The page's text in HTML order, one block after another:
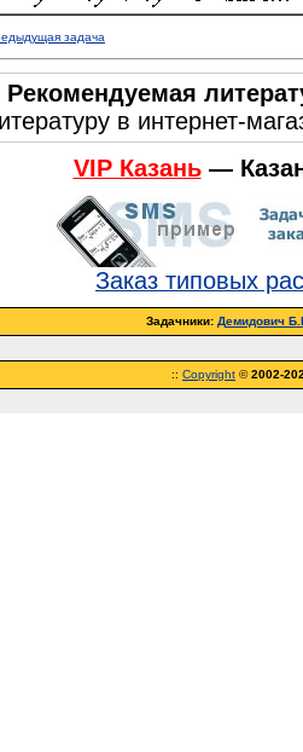
задача
Рекомендуемая
в интернет-
VIP Казань—
Заказ типовых
Задачники: Демидович
:: Copyright ©2002-